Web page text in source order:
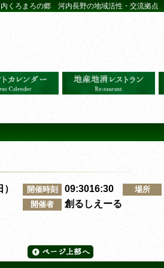
くろまろの郷 河内長野の地域活性・交流拠点
開催時刻 09:3016:30 場所
開催者 創るしえーる